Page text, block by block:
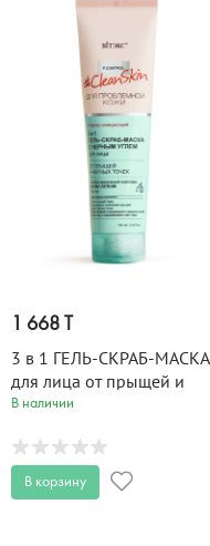
1 668 T
3 в 1 ГЕЛЬ-СКРАБ-МАСКА
для лица от прыщей и
черных точек с черным
В наличии
В корзину